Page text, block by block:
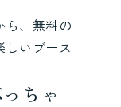
ら、無料の
しいブース
ちゃ